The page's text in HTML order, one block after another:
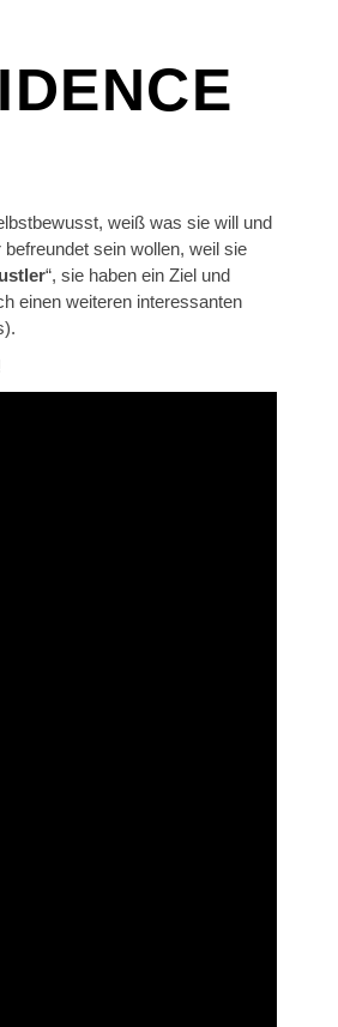
weiß was sie will und
sein wollen, weil sie
“, sie haben ein Ziel und
einen weiteren interessanten